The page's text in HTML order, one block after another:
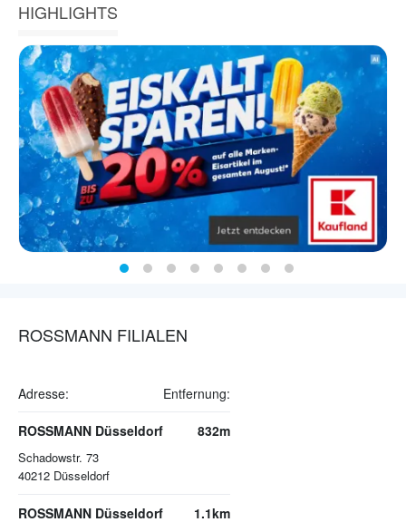
HIGHLIGHTS
ROSSMANN FILIALEN
Adresse: Entfernung:
ROSSMANN Düsseldorf
Schadowstr. 73
40212 Düsseldorf
832m
ROSSMANN Düsseldorf 1.1km